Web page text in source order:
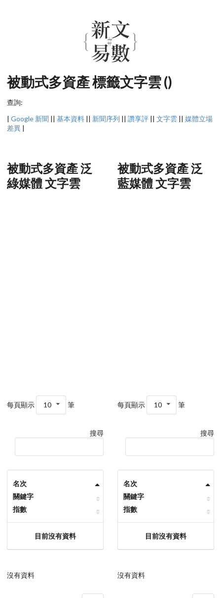
被動式多資產 標籤文字雲 ()
查詢:
| Google 新聞 || 基本資料 || 新聞序列 || 讚享評 || 文字雲 || 媒體立場
差異 |
被動式多資產 泛
綠媒體 文字雲
每頁顯示 10 筆
搜尋
名次
關鍵字
指數
目前沒有資料
沒有資料
被動式多資產 泛
藍媒體 文字雲
每頁顯示 10 筆
搜尋
名次
關鍵字
指數
目前沒有資料
沒有資料